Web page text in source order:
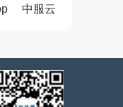
旋流除尘器 离心除尘机 大颗粒粉尘预处理除尘设备 CLK型扩散式除尘器 陶瓷多管旋风除尘
中服云